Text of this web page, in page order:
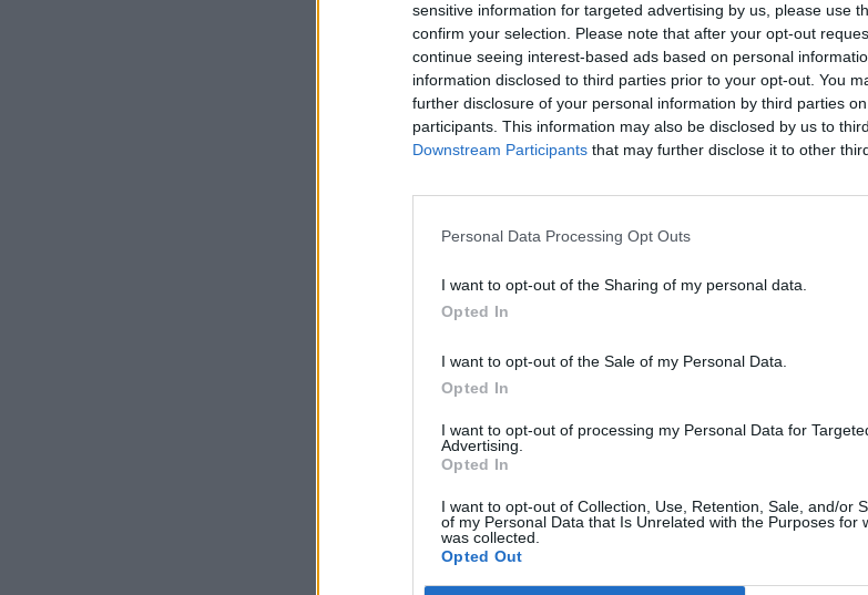
sensitive information for targeted advertising by us, please use
confirm your selection. Please note that after your opt-out
continue seeing interest-based ads based on personal
information disclosed to third parties prior to your opt-out. You
further disclosure of your personal information by third parties
participants. This information may also be disclosed by us to
Downstream Participants that may further disclose it to other
Personal Data Processing Opt Outs
I want to opt-out of the Sharing of my personal data.
Opted In
I want to opt-out of the Sale of my Personal Data.
Opted In
I want to opt-out of processing my Personal Data for
Advertising.
Opted In
I want to opt-out of Collection, Use, Retention, Sale, and/or
of my Personal Data that Is Unrelated with the Purposes for
was collected.
Opted Out
Sábado, dia 4 de julho, a partir das 10h00 e até às 20h45;
Domingo, dia 5 de julho, a partir das 08h00 e até ao início do Run Kids.